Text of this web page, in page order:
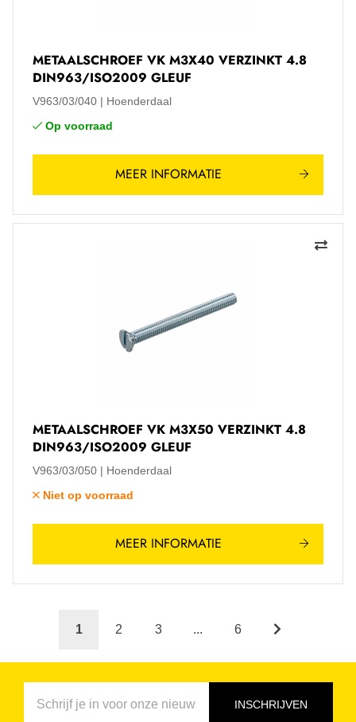
METAALSCHROEF VK M3X40 VERZINKT 4.8
DIN963/ISO2009 GLEUF
V963/03/040
Hoenderdaal
Op voorraad
MEER INFORMATIE
METAALSCHROEF VK M3X50 VERZINKT 4.8
DIN963/ISO2009 GLEUF
V963/03/050
Hoenderdaal
Niet op voorraad
MEER INFORMATIE
1 2 3 ... 6
INSCHRIJVEN